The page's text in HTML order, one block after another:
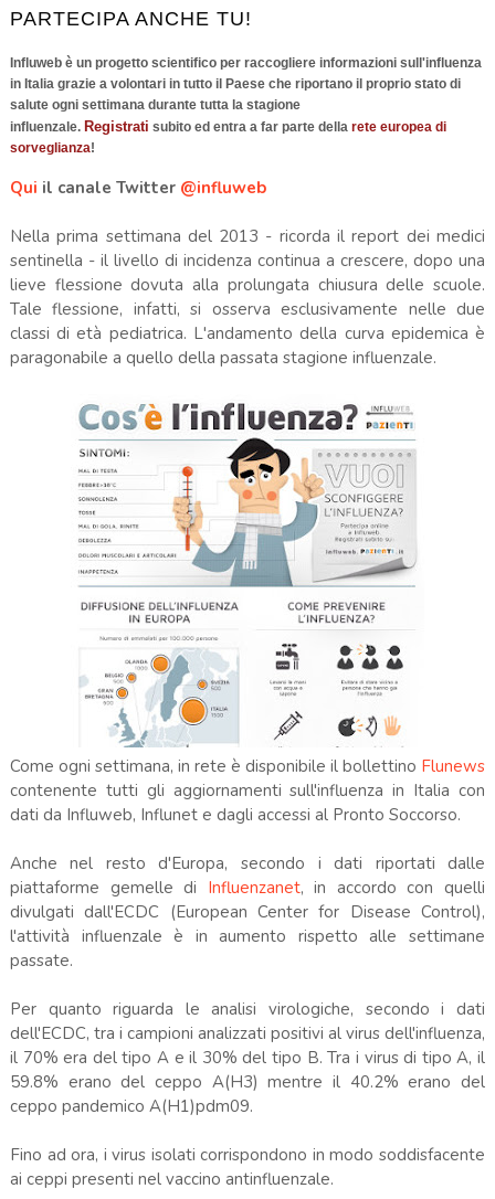
PARTECIPA ANCHE TU!
Influweb è un progetto scientifico per raccogliere informazioni sull'influenza
in Italia grazie a volontari in tutto il Paese che riportano il proprio stato di
salute ogni settimana durante tutta la stagione
influenzale. Registrati subito ed entra a far parte della rete europea di
sorveglianza!
Qui il canale Twitter @influweb
Nella prima settimana del 2013 - ricorda il report dei medici
sentinella - il livello di incidenza continua a crescere, dopo una
lieve flessione dovuta alla prolungata chiusura delle scuole.
Tale flessione, infatti, si osserva esclusivamente nelle due
classi di età pediatrica. L'andamento della curva epidemica è
paragonabile a quello della passata stagione influenzale.
Come ogni settimana, in rete è disponibile il bollettino Flunews
contenente tutti gli aggiornamenti sull'influenza in Italia con
dati da Influweb, Influnet e dagli accessi al Pronto Soccorso.
Anche nel resto d'Europa, secondo i dati riportati dalle
piattaforme gemelle di Influenzanet, in accordo con quelli
divulgati dall'ECDC (European Center for Disease Control),
l'attività influenzale è in aumento rispetto alle settimane
passate.
Per quanto riguarda le analisi virologiche, secondo i dati
dell'ECDC, tra i campioni analizzati positivi al virus dell'influenza,
il 70% era del tipo A e il 30% del tipo B. Tra i virus di tipo A, il
59.8% erano del ceppo A(H3) mentre il 40.2% erano del
ceppo pandemico A(H1)pdm09.
Fino ad ora, i virus isolati corrispondono in modo soddisfacente
ai ceppi presenti nel vaccino antinfluenzale.